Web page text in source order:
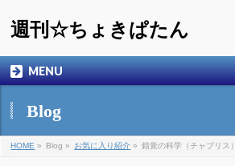
週刊☆ちょきぱたん
MENU
Blog
HOME » Blog » お気に入り紹介 » 錯覚の科学（チャブリス）